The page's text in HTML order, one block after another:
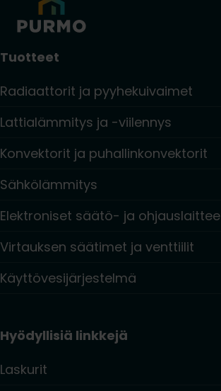
Tuotteet
Radiaattorit ja pyyhekuivaimet
Lattialämmitys ja -viilennys
Konvektorit ja puhallinkonvektorit
Sähkölämmitys
Elektroniset säätö- ja
Virtauksen säätimet ja venttiilit
Käyttövesijärjestelmä
Hyödyllisiä linkkejä
Laskurit